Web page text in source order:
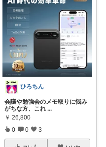
ひろちん
会議や勉強会のメモ取りに悩み
がちな方、これ ...
￥ 26,800
0 0 3